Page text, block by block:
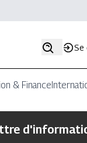
Se
& Finance